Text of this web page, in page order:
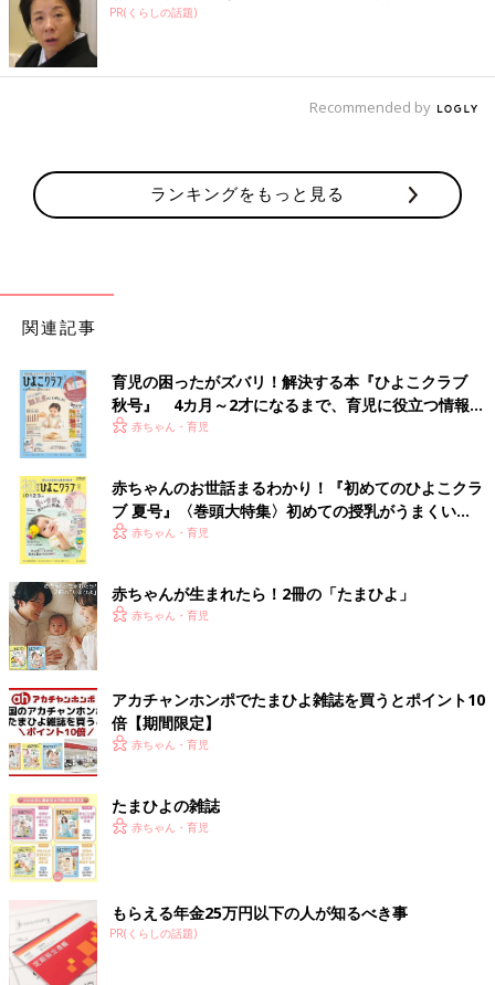
PR(くらしの話題)
Recommended by
ランキングをもっと見る
関連記事
育児の困ったがズバリ！解決する本『ひよこクラブ
秋号』 4カ月～2才になるまで、育児に役立つ情報が
いっぱい！
赤ちゃん・育児
赤ちゃんのお世話まるわかり！『初めてのひよこクラ
ブ 夏号』〈巻頭大特集〉初めての授乳がうまくい
く！ おっぱい・ミルクの基本と夏のトラブル 解決テ
赤ちゃん・育児
赤ちゃんが生まれたら！2冊の「たまひよ」
赤ちゃん・育児
アカチャンホンポでたまひよ雑誌を買うとポイント10
倍【期間限定】
赤ちゃん・育児
たまひよの雑誌
赤ちゃん・育児
もらえる年金25万円以下の人が知るべき事
PR(くらしの話題)